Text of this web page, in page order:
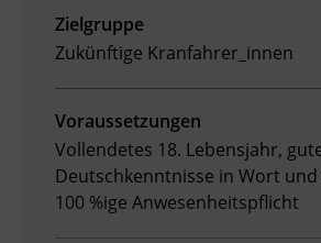
Zielgruppe
Zukünftige Kranfahrer_innen
Voraussetzungen
Vollendetes 18. Lebensjahr,
Deutschkenntnisse in Wort und
100 %ige Anwesenheitspflicht